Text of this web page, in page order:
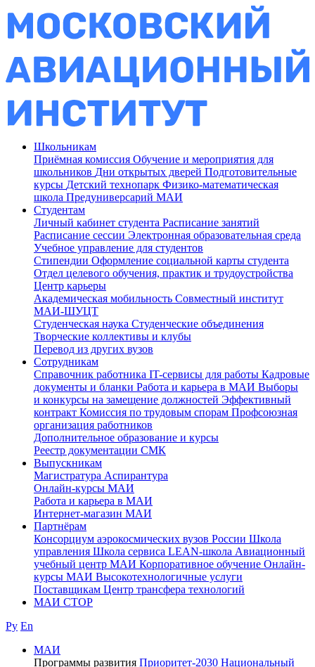
Школьникам
Приёмная комиссия Обучение и мероприятия для
школьников Дни открытых дверей Подготовительные
курсы Детский технопарк Физико-математическая
школа Предуниверсарий МАИ
Студентам
Личный кабинет студента Расписание занятий
Расписание сессии Электронная образовательная среда
Учебное управление для студентов
Стипендии Оформление социальной карты студента
Отдел целевого обучения, практик и трудоустройства
Центр карьеры
Академическая мобильность Совместный институт
МАИ-ШУЦТ
Студенческая наука Студенческие объединения
Творческие коллективы и клубы
Перевод из других вузов
Сотрудникам
Cправочник работника IT-сервисы для работы Кадровые
документы и бланки Работа и карьера в МАИ Выборы
и конкурсы на замещение должностей Эффективный
контракт Комиссия по трудовым спорам Профсоюзная
организация работников
Дополнительное образование и курсы
Реестр документации СМК
Выпускникам
Магистратура Аспирантура
Онлайн-курсы МАИ
Работа и карьера в МАИ
Интернет-магазин МАИ
Партнёрам
Консорциум аэрокосмических вузов России Школа
управления Школа сервиса LEAN-школа Авиационный
учебный центр МАИ Корпоративное обучение Онлайн-
курсы МАИ Высокотехнологичные услуги
Поставщикам Центр трансфера технологий
МАИ СТОР
Ру En
МАИ
Программы развития Приоритет-2030 Национальный